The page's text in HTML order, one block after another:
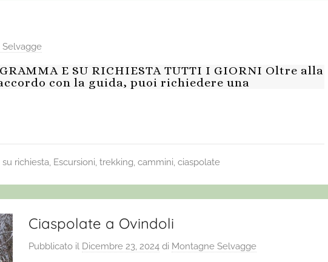
E SU RICHIESTA TUTTI I GIORNI Oltre alla
con la guida, puoi richiedere una
richiesta, Escursioni, trekking, cammini, ciaspolate
Ciaspolate a Ovindoli
Pubblicato il Dicembre 23, 2024di Montagne Selvagge